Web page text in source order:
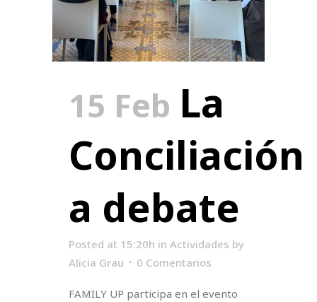
15 Feb La
Conciliación
a debate
Posted at 15:20h in Actividades by
Alicia Grau
0 Comentarios
FAMILY UP participa en el evento